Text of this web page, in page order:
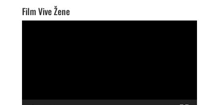
Film Vive Žene